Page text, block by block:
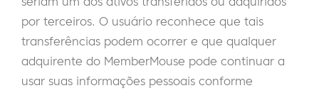
por terceiros. O usuário reconhece que tais
transferências podem ocorrer e que qualquer
adquirente do MemberMouse pode continuar a
usar suas informações pessoais conforme